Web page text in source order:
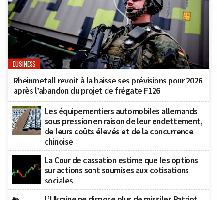
BUSINESS
Rheinmetall revoit à la baisse ses prévisions pour 2026
après l’abandon du projet de frégate F126
Les équipementiers automobiles allemands
sous pression en raison de leur endettement,
de leurs coûts élevés et de la concurrence
chinoise
La Cour de cassation estime que les options
sur actions sont soumises aux cotisations
sociales